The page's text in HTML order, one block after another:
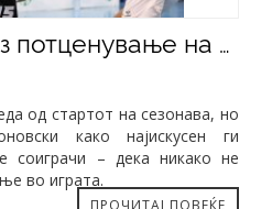
Андоновски: Без потценување на Радовиш, без оглед на табелата
од стартот на сезонава, но
како најискусен ги
соиграчи – дека никако не
во играта.
ПРОЧИТАЈ ПОВЕЌЕ